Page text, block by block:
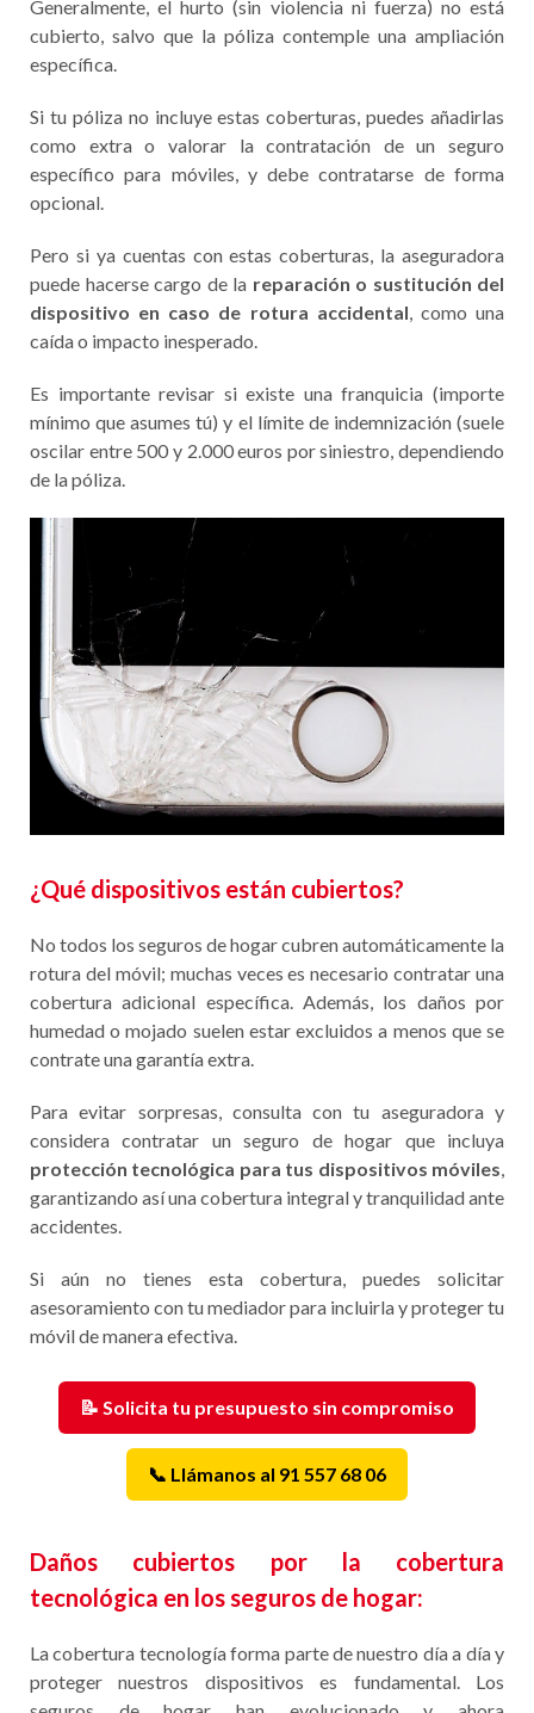
Generalmente, el hurto (sin violencia ni fuerza) no está
cubierto, salvo que la póliza contemple una ampliación
específica.
Si tu póliza no incluye estas coberturas, puedes añadirlas
como extra o valorar la contratación de un seguro
específico para móviles, y debe contratarse de forma
opcional.
Pero si ya cuentas con estas coberturas, la aseguradora
puede hacerse cargo de la reparación o sustitución del
dispositivo en caso de rotura accidental, como una
caída o impacto inesperado.
Es importante revisar si existe una franquicia (importe
mínimo que asumes tú) y el límite de indemnización (suele
oscilar entre 500 y 2.000 euros por siniestro, dependiendo
de la póliza.
¿Qué dispositivos están cubiertos?
No todos los seguros de hogar cubren automáticamente la
rotura del móvil; muchas veces es necesario contratar una
cobertura adicional específica. Además, los daños por
humedad o mojado suelen estar excluidos a menos que se
contrate una garantía extra.
Para evitar sorpresas, consulta con tu aseguradora y
considera contratar un seguro de hogar que incluya
protección tecnológica para tus dispositivos móviles
garantizando así una cobertura integral y tranquilidad ante
accidentes.
Si aún no tienes esta cobertura, puedes solicitar
asesoramiento con tu mediador para incluirla y proteger tu
móvil de manera efectiva.
📝 Solicita tu presupuesto sin compromiso
📞 Llámanos al 91 557 68 06
Daños cubiertos por la cobertura
tecnológica en los seguros de hogar:
La cobertura tecnología forma parte de nuestro día a día y
proteger nuestros dispositivos es fundamental. Los